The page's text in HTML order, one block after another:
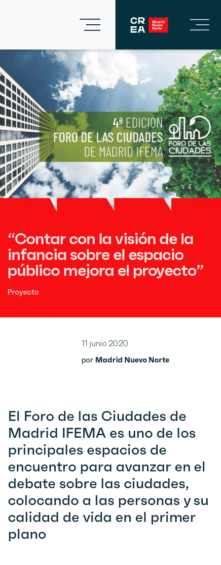
“Contar con la visión de la
infancia sobre el espacio
público mejora el proyecto”
Proyecto
El Foro de las Ciudades de
Madrid IFEMA es uno de los
principales espacios de
encuentro para avanzar en el
debate sobre las ciudades,
colocando a las personas y su
calidad de vida en el primer
plano
11 junio 2020
por Madrid Nuevo Norte